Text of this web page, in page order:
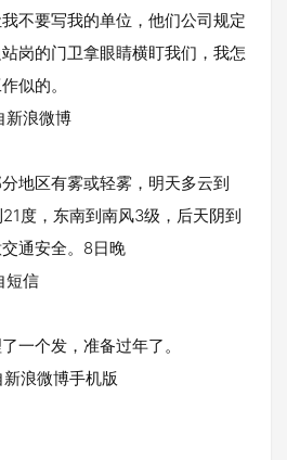
不要写我的单位，他们公司规定
岗的门卫拿眼睛横盯我们，我怎
似的。
浪微博
区有雾或轻雾，明天多云到
度，东南到南风3级，后天阴到
通安全。8日晚
信
个发，准备过年了。
浪微博手机版